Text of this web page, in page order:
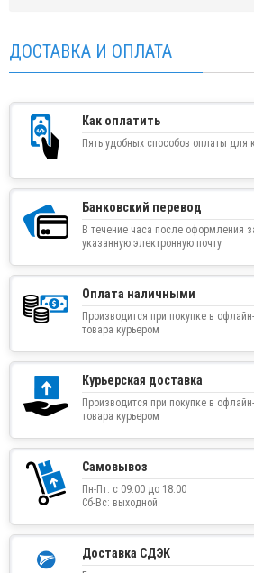
ДОСТАВКА И ОПЛАТА
Как оплатить
Пять удобных способов оплаты для
Банковский перевод
В течение часа после оформления
указанную электронную почту
Оплата наличными
Производится при покупке в
товара курьером
Курьерская доставка
Производится при покупке в
товара курьером
Самовывоз
Пн-Пт: с 09:00 до 18:00
Сб-Вс: выходной
Доставка СДЭК